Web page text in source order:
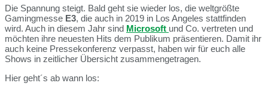
Die Spannung steigt. Bald geht sie wieder los, die weltgrößte
Gamingmesse E3, die auch in 2019 in Los Angeles stattfinden
wird. Auch in diesem Jahr sind Microsoft und Co. vertreten und
möchten ihre neuesten Hits dem Publikum präsentieren. Damit ihr
auch keine Pressekonferenz verpasst, haben wir für euch alle
Shows in zeitlicher Übersicht zusammengetragen.
Hier geht´s ab wann los: